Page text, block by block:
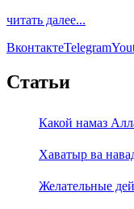
читать далее...
ВконтактеTelegram
Статьи
Какой намаз
Хаватыр ва
Желательные